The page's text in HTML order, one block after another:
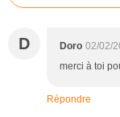
D Doro 02/02/
merci à toi
Répondre